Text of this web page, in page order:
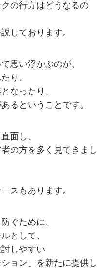
の行方はどうなるの
しております。
思い浮かぶのが、
り、
なったり、
るということです。
面し、
の方を多く見てきまし
スもあります。
ぐために、
として、
しやすい
ョン」を新たに提供し